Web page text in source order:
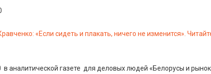
в аналитической газете для деловых людей «Белорусы и